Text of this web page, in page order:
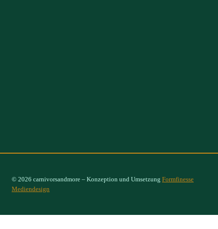
© 2026 carnivorsandmore – Konzeption und Umsetzung Formfinesse
Mediendesign